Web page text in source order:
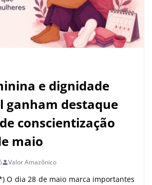
e dignidade
ganham destaque
conscientização
maio
Valor Amazônico
O dia 28 de maio marca importantes